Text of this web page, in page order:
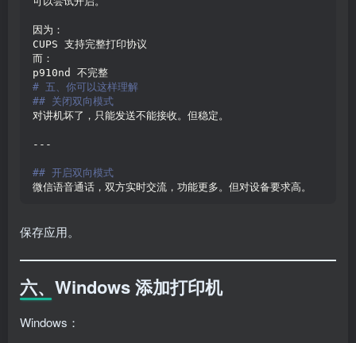
因为：
CUPS 支持完整打印协议
而：
p910nd 不完整
# 五、你可以这样理解
## 关闭双向模式
对讲机坏了，只能发送不能接收。但稳定。
---
## 开启双向模式
微信语音通话，双方实时交流，功能更多。但对设备要求高。
保存应用。
六、Windows 添加打印机
Windows：